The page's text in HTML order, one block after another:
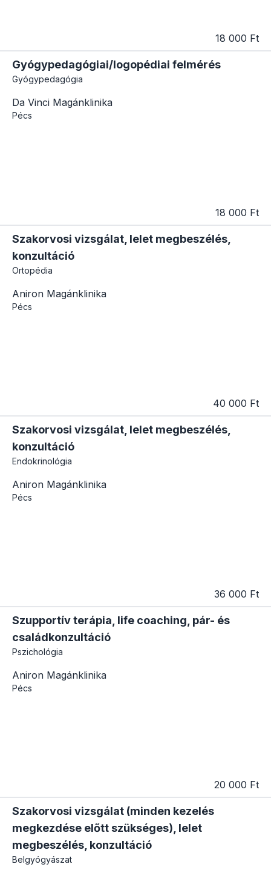
18 000 Ft
Gyógypedagógiai/logopédiai felmérés
Gyógypedagógia
Da Vinci Magánklinika
Pécs
18 000 Ft
Szakorvosi vizsgálat, lelet megbeszélés,
konzultáció
Ortopédia
Aniron Magánklinika
Pécs
40 000 Ft
Szakorvosi vizsgálat, lelet megbeszélés,
konzultáció
Endokrinológia
Aniron Magánklinika
Pécs
36 000 Ft
Szupportív terápia, life coaching, pár- és
családkonzultáció
Pszichológia
Aniron Magánklinika
Pécs
20 000 Ft
Szakorvosi vizsgálat (minden kezelés
megkezdése előtt szükséges), lelet
megbeszélés, konzultáció
Belgyógyászat